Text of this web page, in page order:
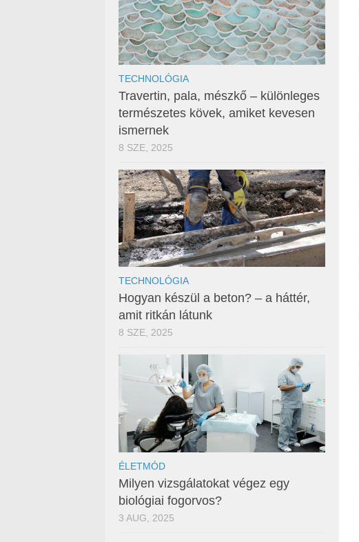
TECHNOLÓGIA
Travertin, pala, mészkő – különleges
természetes kövek, amiket kevesen
ismernek
8 SZE, 2025
TECHNOLÓGIA
Hogyan készül a beton? – a háttér,
amit ritkán látunk
8 SZE, 2025
ÉLETMÓD
Milyen vizsgálatokat végez egy
biológiai fogorvos?
3 AUG, 2025